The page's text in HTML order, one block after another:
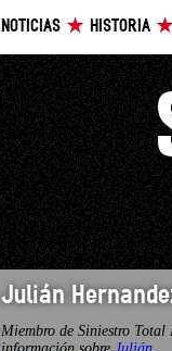
NOTICIAS HISTORIA
Julián
Miembro de Siniestro Total